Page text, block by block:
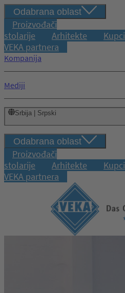
Odabrana oblast
Proizvođači
stolarije
Arhitekte Kupci
VEKA partnera
Kompanija
Mediji
Srbija | Srpski
Odabrana oblast
Proizvođači
stolarije
Arhitekte Kupci
VEKA partnera